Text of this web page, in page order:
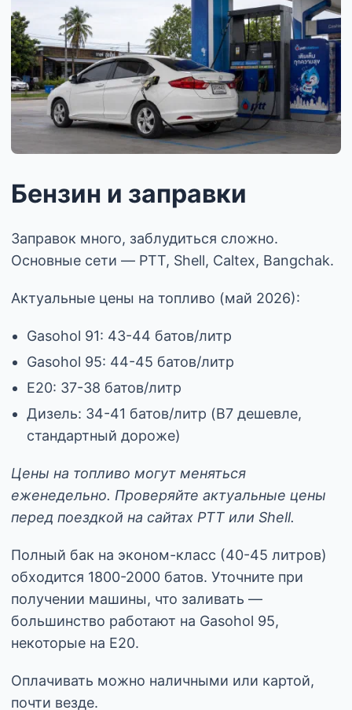
Бензин и заправки
Заправок много, заблудиться сложно.
Основные сети — PTT, Shell, Caltex, Bangchak.
Актуальные цены на топливо (май 2026):
Gasohol 91: 43-44 батов/литр
Gasohol 95: 44-45 батов/литр
E20: 37-38 батов/литр
Дизель: 34-41 батов/литр (B7 дешевле,
стандартный дороже)
Цены на топливо могут меняться
еженедельно. Проверяйте актуальные цены
перед поездкой на сайтах PTT или Shell.
Полный бак на эконом-класс (40-45 литров)
обходится 1800-2000 батов. Уточните при
получении машины, что заливать —
большинство работают на Gasohol 95,
некоторые на E20.
Оплачивать можно наличными или картой,
почти везде.